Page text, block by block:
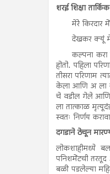
शरई शिक्षा
मेरे किरदार
देखकर क्यूं
कल्पना
होतो. पहिला
तीसरा परिणाम
केला आणि अ ला
चे वडील गेले आणि
ला तात्काळ
स्वतः निर्णय
दगडाने ठेचून
लोकशाहीमध्ये
पनिशमेंटची
बळी पडलेल्या